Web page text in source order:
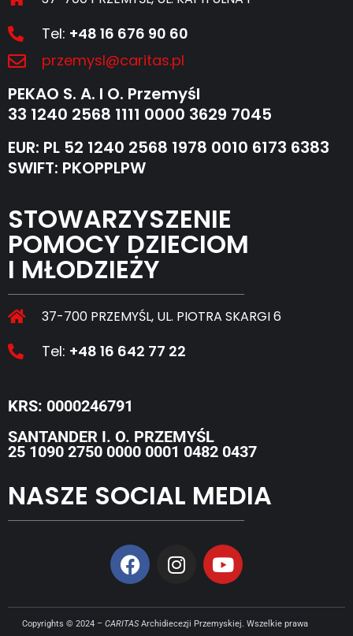
Tel: +48 16 676 90 60
przemysl@caritas.pl
PEKAO S. A. I O. Przemyśl
33 1240 2568 1111 0000 3629 7045
EUR: PL 52 1240 2568 1978 0010 6173 6383
SWIFT: PKOPPLPW
STOWARZYSZENIE
POMOCY DZIECIOM
I MŁODZIEŻY
37-700 PRZEMYŚL, UL. PIOTRA SKARGI 6
Tel: +48 16 642 77 22
KRS: 0000246791
SANTANDER I. O. PRZEMYŚL
25 1090 2750 0000 0001 0482 0437
NASZE SOCIAL MEDIA
Copyrights © 2024 – CARITASArchidiecezji Przemyskiej. Wszelkie prawa